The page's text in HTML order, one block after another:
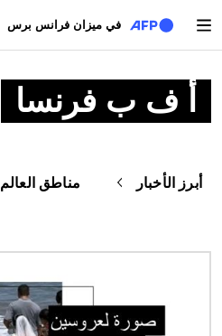
في ميزان فرانس برس
أ ف ب فرنسا
أبرز الأخبار مناطق العالم